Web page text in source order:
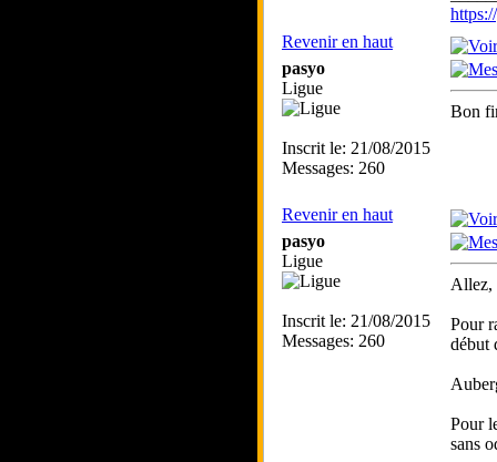
Revenir en haut
pasyo
Ligue
Inscrit le: 21/08/2015
Messages: 260
Bon
Revenir en haut
pasyo
Ligue
Inscrit le: 21/08/2015
Messages: 260
Allez,
Pour
début
Pour
sans